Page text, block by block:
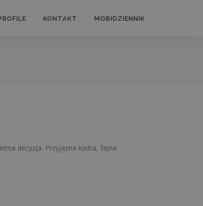
KONTAKT MOBIDZIENNIK
decyzja. Przyjazna kadra, fajna